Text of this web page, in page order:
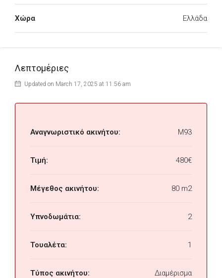
Χώρα Ελλάδα
Λεπτομέριες
Updated on March 17, 2025 at 11:56 am
Αναγνωριστικό ακινήτου: M93
Τιμή: 480€
Μέγεθος ακινήτου: 80 m2
Υπνοδωμάτια: 2
Τουαλέτα: 1
Τύπος ακινήτου: Διαμέρισμα